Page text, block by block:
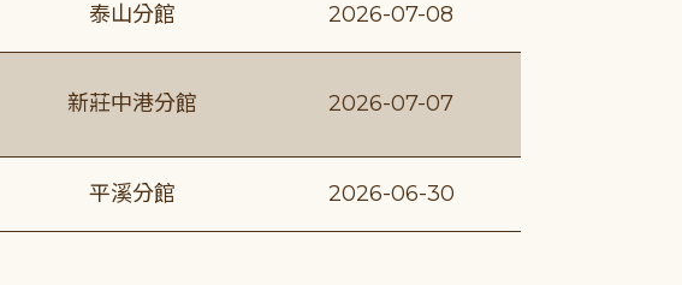
泰山分館 2026-07-08
新莊中港分館 2026-07-07
平溪分館 2026-06-30